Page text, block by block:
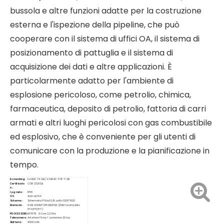
bussola e altre funzioni adatte per la costruzione
esterna e l'ispezione della pipeline, che può
cooperare con il sistema di uffici OA, il sistema di
posizionamento di pattuglia e il sistema di
acquisizione dei dati e altre applicazioni. È
particolarmente adatto per l'ambiente di
esplosione pericoloso, come petrolio, chimica,
farmaceutica, deposito di petrolio, fattoria di carri
armati e altri luoghi pericolosi con gas combustibile
ed esplosivo, che è conveniente per gli utenti di
comunicare con la produzione e la pianificazione in
tempo.
Ex marking: Ex IB IIC T4 GB / EX IB IIIC T130 ℃ dB
Certificato
n.:
CCRI 23.2102x
I pg rade: IP68
OS:
Android 13.0
Schermo:
Schermata IPS da 10,36 pollici 1200*1920
Memoria: 8 GB di RAM+128 GB ROM, (RAM ha ampliato
8+3,8+5,8+7)
PROCESSORE:MT8781 8 Core 2,2 GHz
Telecamere: Anteriore 16 mp + posteriore 20 mp
Batteria: 9000 mAh
XPad_07
$0
Multi_pad 10
$0
XPAD_08 4G
$0